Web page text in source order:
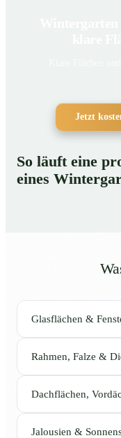
Jetzt
So läuft eine
eines
Glasflächen &
Rahmen, Falze &
Dachflächen,
Jalousien &